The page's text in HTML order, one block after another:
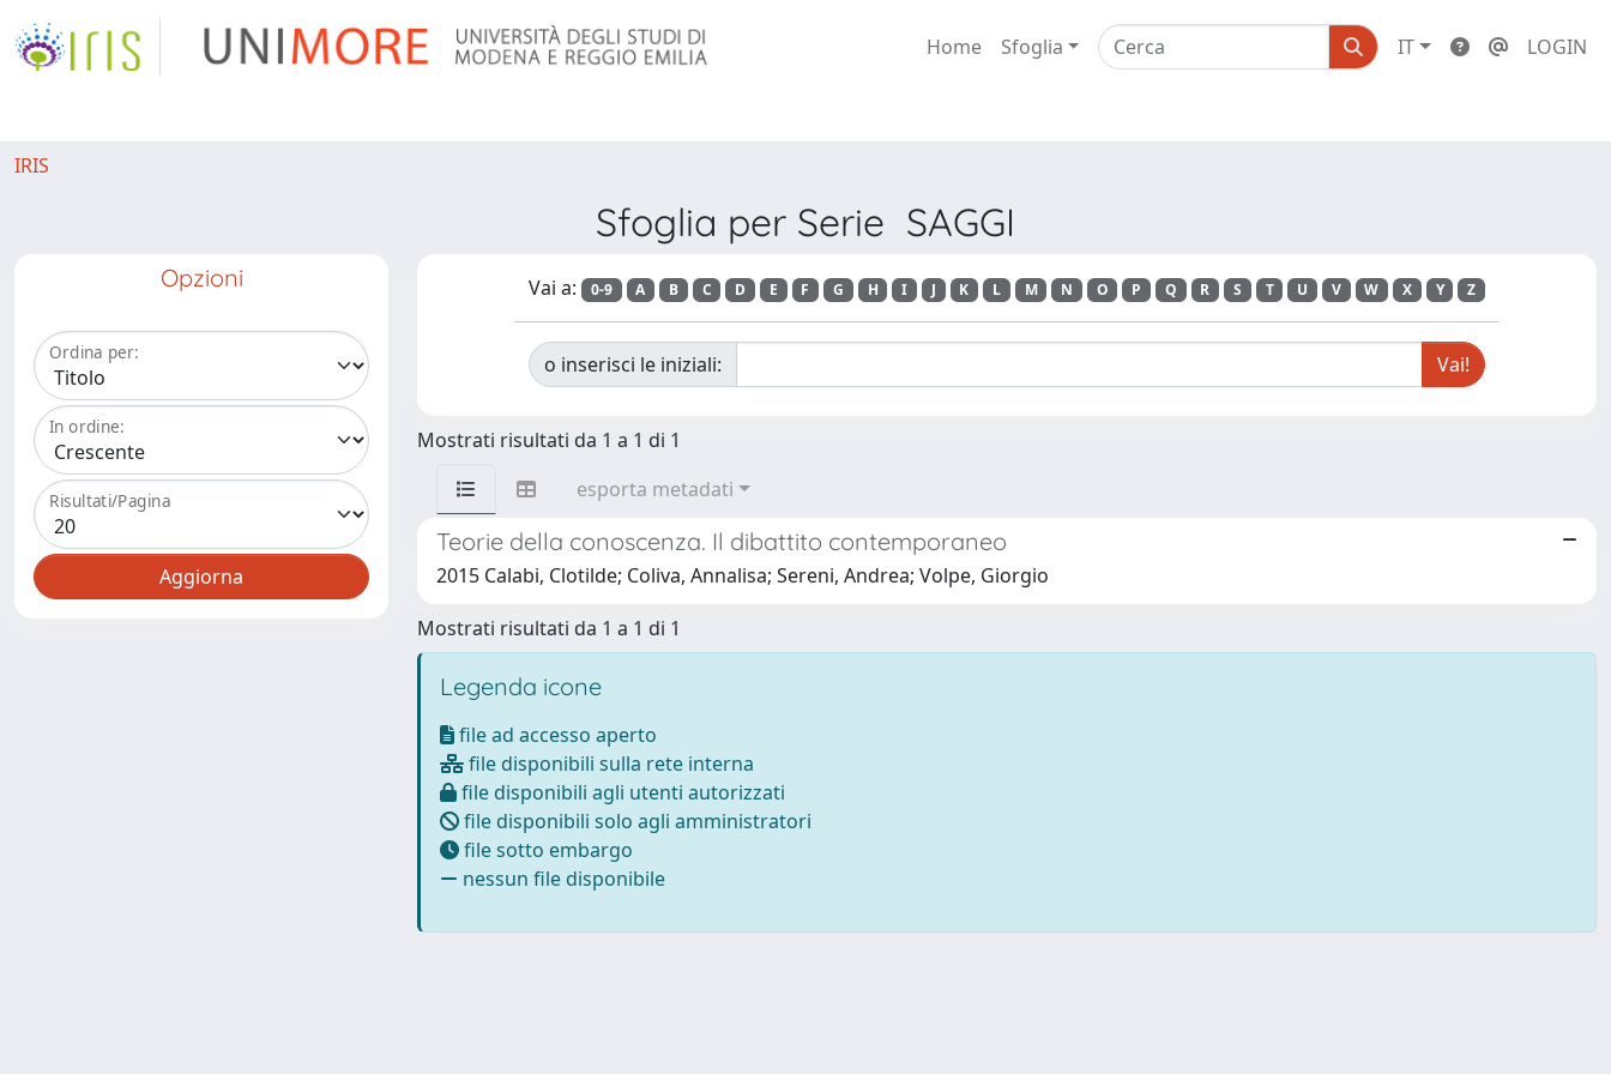
Home Sfoglia IT LOGIN
IRIS
Sfoglia per Serie SAGGI
Opzioni
Ordina per:
In ordine:
Risultati/Pagina
Vai a: 0-9 A B C D E F G H I J K L M N O P Q R S T U V W X Y Z
o inserisci le iniziali:
Mostrati risultati da 1 a 1 di 1
esporta metadati
Teorie della conoscenza. Il dibattito contemporaneo
2015 Calabi, Clotilde; Coliva, Annalisa; Sereni, Andrea; Volpe, Giorgio
Mostrati risultati da 1 a 1 di 1
Legenda icone
file ad accesso aperto
file disponibili sulla rete interna
file disponibili agli utenti autorizzati
file disponibili solo agli amministratori
file sotto embargo
nessun file disponibile